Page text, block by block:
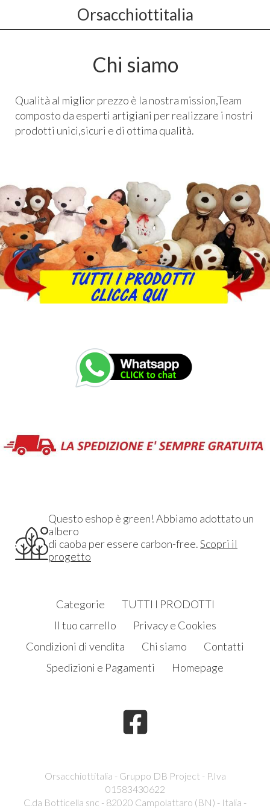
Orsacchiottitalia
Chi siamo
Qualità al miglior prezzo è la nostra mission,Team
composto da esperti artigiani per realizzare i nostri
prodotti unici,sicuri e di ottima qualità.
Questo eshop è green! Abbiamo adottato un
albero
di caoba per essere carbon-free.Scopri il
progetto
Categorie
TUTTI I PRODOTTI
Il tuo carrello
Privacy e Cookies
Condizioni di vendita
Chi siamo
Contatti
Spedizioni e Pagamenti
Homepage
Orsacchiottitalia - Gruppo DB Project - P.Iva
01583430622
C.da Botticella snc - 82020 Campolattaro (BN) - Italia -